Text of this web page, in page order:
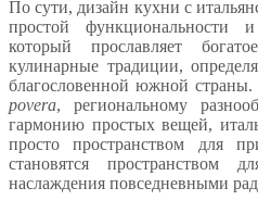
По сути, дизайн кухни с
простой функциональности
который прославляет
кулинарные традиции,
благословенной южной
povera, региональному
гармонию простых вещей,
просто пространством для
становятся пространством
наслаждения повседневными